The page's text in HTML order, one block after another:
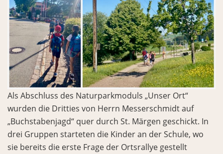
Als Abschluss des Naturparkmoduls „Unser Ort“
wurden die Dritties von Herrn Messerschmidt auf
„Buchstabenjagd“ quer durch St. Märgen geschickt. In
drei Gruppen starteten die Kinder an der Schule, wo
sie bereits die erste Frage der Ortsrallye gestellt